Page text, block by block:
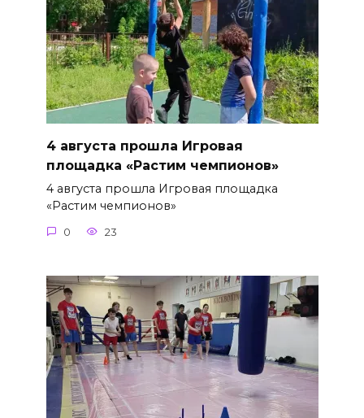
4 августа прошла Игровая
площадка «Растим чемпионов»
4 августа прошла Игровая площадка
«Растим чемпионов»
0 23